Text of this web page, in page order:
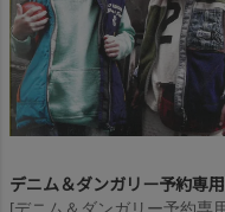
デニム＆ダンガリー予約専用